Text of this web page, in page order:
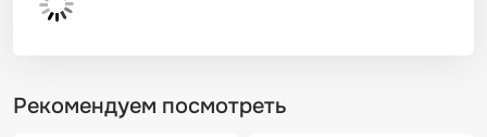
Рекомендуем посмотреть